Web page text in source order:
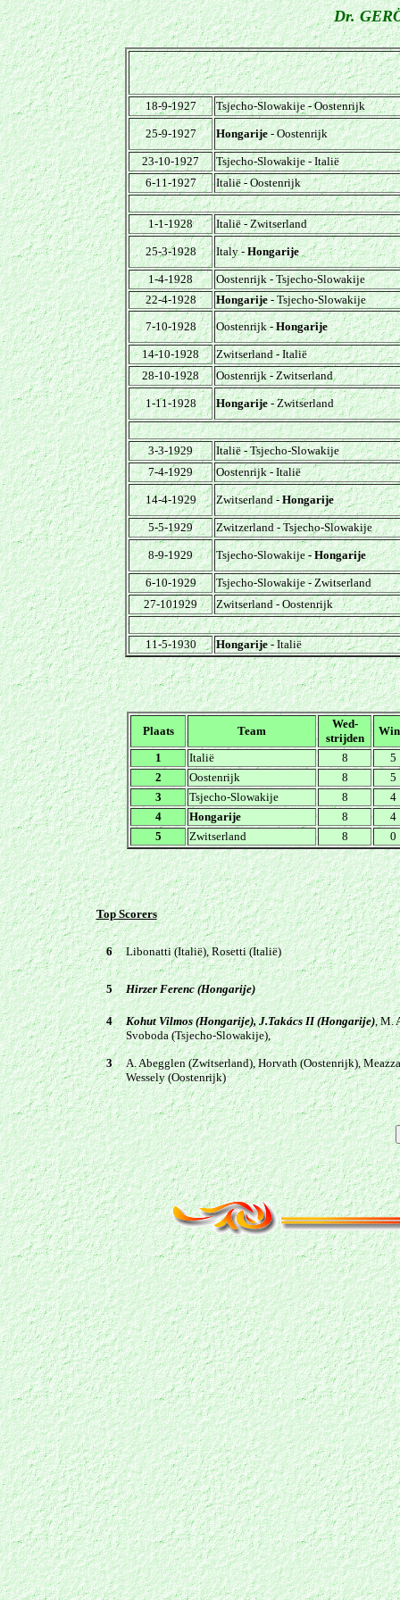
Dr.
18-9-1927 Tsjecho-Slowakije - Oostenrijk
25-9-1927 Hongarije- Oostenrijk
23-10-1927
Tsjecho-Slowakije - Italië
6-11-1927
Italië - Oostenrijk
1-1-1928 Italië - Zwitserland
25-3-1928 Italy -Hongarije
1-4-1928
Oostenrijk - Tsjecho-Slowakije
22-4-1928
Hongarije- Tsjecho-Slowakije
7-10-1928
Oostenrijk -Hongarije
14-10-1928
Zwitserland - Italië
28-10-1928
Oostenrijk - Zwitserland
1-11-1928 Hongarije- Zwitserland
3-3-1929
Italië - Tsjecho-Slowakije
7-4-1929
Oostenrijk - Italië
14-4-1929 Zwitserland -Hongarije
5-5-1929 Zwitzerland - Tsjecho-Slowakije
8-9-1929 Tsjecho-Slowakije- Hongarije
6-10-1929
Tsjecho-Slowakije - Zwitserland
27-101929
Zwitserland - Oostenrijk
11-5-1930 Hongarije- Italië
Plaats Team
Wed-
strijden
1
Italië 8
5
2
Oostenrijk 8
5
3
Tsjecho-Slowakije 8
4
4
Hongarije 8
4
5
Zwitserland 8 0
Top Scorers
6 Libonatti (Italië), Rosetti (Italië)
5 Hirzer Ferenc (Hongarije)
4 Kohut Vilmos (Hongarije), J.Takács II (Hongarije), M.
Svoboda (Tsjecho-Slowakije),
3
A. Abegglen (Zwitserland), Horvath (Oostenrijk),
Wessely (Oostenrijk)